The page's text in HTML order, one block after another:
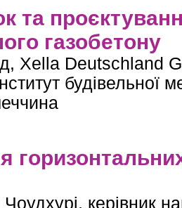
та
газобетону
Xella Deutschland
будівельної
керівник